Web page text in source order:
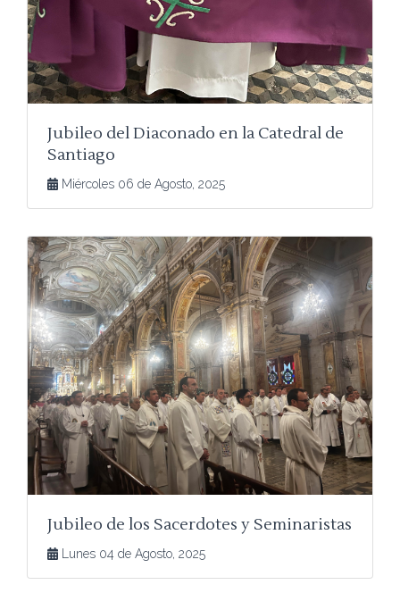
Jubileo del Diaconado en la Catedral de
Santiago
Miércoles 06 de Agosto, 2025
Jubileo de los Sacerdotes y Seminaristas
Lunes 04 de Agosto, 2025